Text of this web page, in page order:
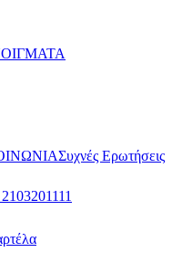
Συχνές Ερωτήσεις